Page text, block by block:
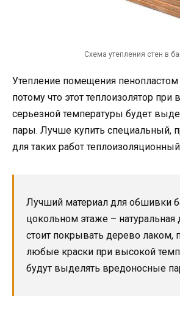
Схема утепления стен в
Утепление помещения пенопластом
потому что этот теплоизолятор при
серьезной температуры будет
пары. Лучше купить специальный,
для таких работ
Лучший материал для обшивки
цокольном этаже – натуральная
стоит покрывать дерево лаком,
любые краски при высокой
будут выделять вредоносные